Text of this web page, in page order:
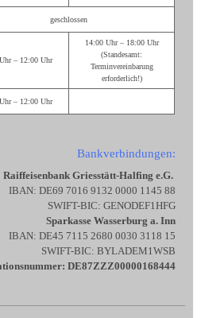
geschlossen
– 12:00 Uhr
14:00 Uhr – 18:00 Uhr
(Standesamt:
Terminvereinbarung
erforderlich!)
– 12:00 Uhr
Bankverbindungen:
Raiffeisenbank Griesstätt-Halfing e.G.
IBAN: DE69 7016 9132 0000 1145 88
SWIFT-BIC: GENODEF1HFG
Sparkasse Wasserburg a. Inn
IBAN: DE45 7115 2680 0030 3118 15
SWIFT-BIC: BYLADEM1WSB
DE87ZZZ00000168444